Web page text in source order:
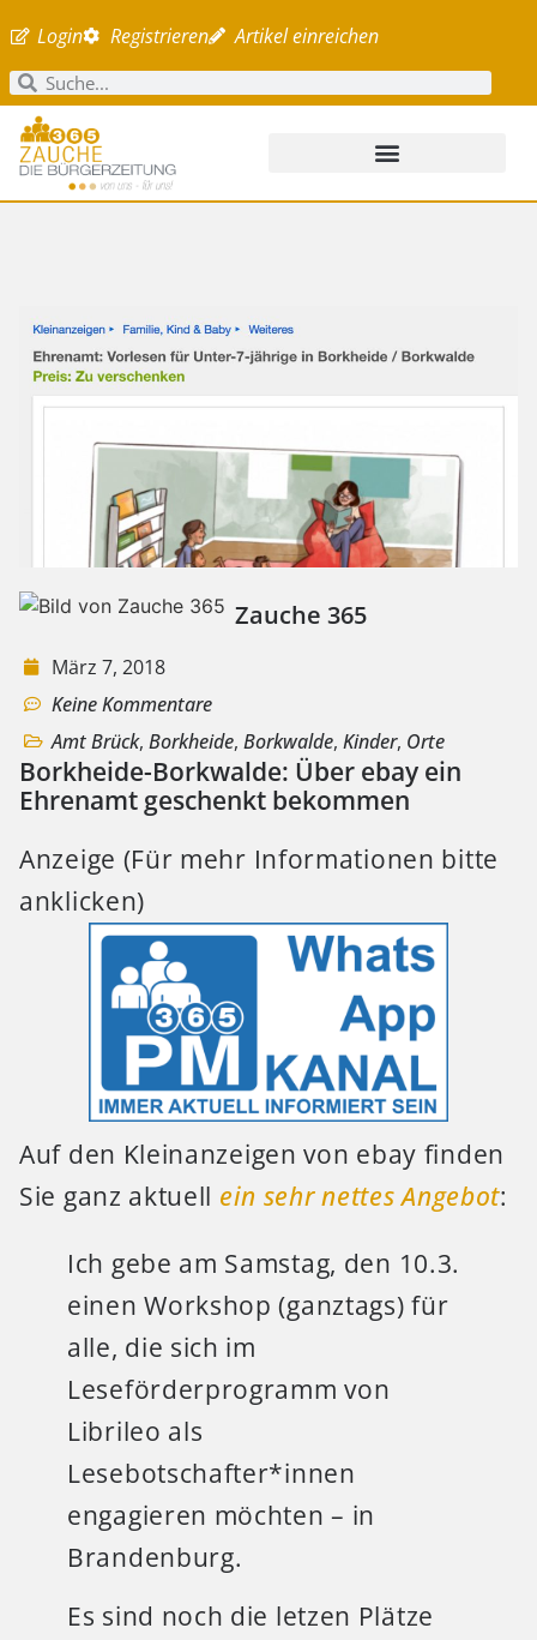
Login Registrieren Artikel einreichen
Zauche 365
März 7, 2018
Keine Kommentare
Amt Brück, Borkheide, Borkwalde, Kinder, Orte
Borkheide-Borkwalde: Über ebay ein
Ehrenamt geschenkt bekommen
Anzeige (Für mehr Informationen bitte
anklicken)
Auf den Kleinanzeigen von ebay finden
Sie ganz aktuell ein sehr nettes Angebot:
Ich gebe am Samstag, den 10.3.
einen Workshop (ganztags) für
alle, die sich im
Leseförderprogramm von
Librileo als
Lesebotschafter*innen
engagieren möchten – in
Brandenburg.
Es sind noch die letzen Plätze